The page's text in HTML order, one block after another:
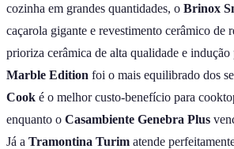
cozinha em grandes quantidades, o Brinox
caçarola gigante e revestimento cerâmico de
prioriza cerâmica de alta qualidade e indução
Marble Edition foi o mais equilibrado dos
Cook é o melhor custo-benefício para
enquanto o Casambiente Genebra Plus
Já a Tramontina Turim atende